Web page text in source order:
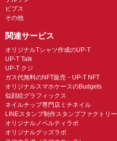
ビブス
その他
関連サービス
オリジナルTシャツ作成のUP-T
UP-T Talk
UP-T クジ
ガス代無料のNFT販売・UP-T NFT
オリジナルスマホケースのBudgets
似顔絵グラフィックス
ネイルチップ専門店ミチネイル
LINEスタンプ制作スタンプファクトリー
オリジナルノベルティラボ
オリジナルグッズラボ